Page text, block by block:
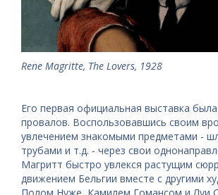
Rene Magritte, The Lovers, 1928
Его первая официальная выставка
провалов. Воспользовавшись своим
увлечением знакомыми предметами -
трубами и т.д. - через свои
Магритт быстро увлекся растущим
движением Бельгии вместе с другими